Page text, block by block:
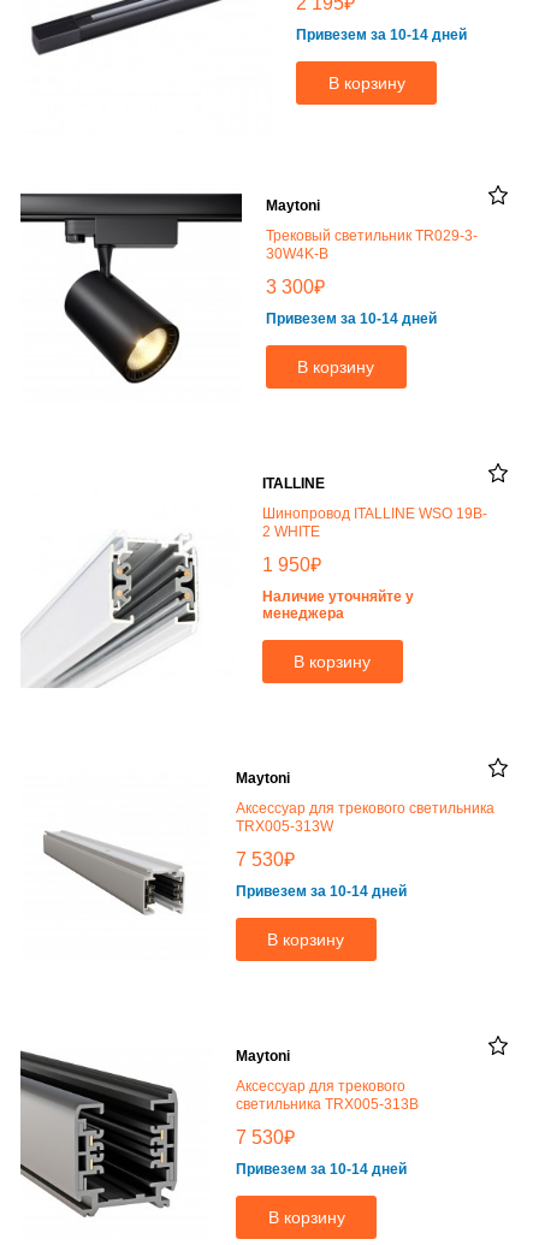
Привезем за 10-14 дней
В корзину
Maytoni
Трековый светильник TR029-3-
30W4K-B
3 300₽
Привезем за 10-14 дней
В корзину
ITALLINE
Шинопровод ITALLINE WSO 19B-
2 WHITE
1 950₽
Наличие уточняйте у
менеджера
В корзину
Maytoni
Аксессуар для трекового светильника
TRX005-313W
7 530₽
Привезем за 10-14 дней
В корзину
Maytoni
Аксессуар для трекового
светильника TRX005-313B
7 530₽
Привезем за 10-14 дней
В корзину